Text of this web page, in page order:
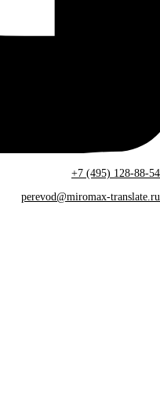
+7 (495) 128-88-54
perevod@miromax-translate.ru